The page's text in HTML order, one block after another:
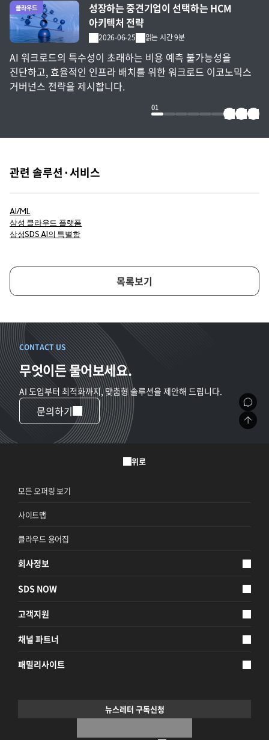
전체 글 보기
클라우드
2026-06-25 읽는 시간 9분
성장하는 중견기업이 선택하는 HCM
아키텍처 전략
AI 워크로드의 특수성이 초래하는 비용 예측 불가능성을
진단하고, 효율적인 인프라 배치를 위한 워크로드 이코노믹스
거버넌스 전략을 제시합니다.
01
관련 솔루션·서비스
AI/ML
삼성 클라우드 플랫폼
삼성SDS AI의 특별함
목록보기
CONTACT US
무엇이든 물어보세요.
AI 도입부터 최적화까지, 맞춤형 솔루션을 제안해 드립니다.
문의하기
위로
모든 오퍼링 보기
사이트맵
클라우드 용어집
회사정보
SDS NOW
고객지원
채널 파트너
패밀리사이트
뉴스레터 구독신청